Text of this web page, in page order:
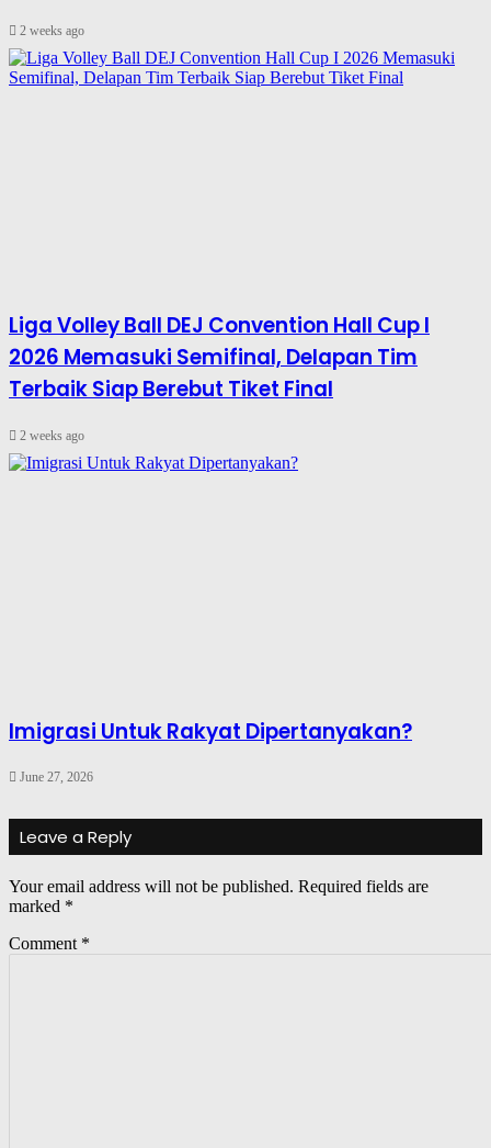
2 weeks ago
Liga Volley Ball DEJ Convention Hall Cup I
2026 Memasuki Semifinal, Delapan Tim
Terbaik Siap Berebut Tiket Final
2 weeks ago
Imigrasi Untuk Rakyat Dipertanyakan?
June 27, 2026
Leave a Reply
Your email address will not be published. Required fields are
marked *
Comment *